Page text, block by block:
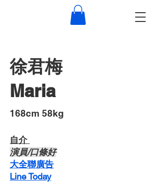
徐君梅
Maria
​168cm 58kg
自介 ​
​演員/口條好
​大全聯廣告
Line Today